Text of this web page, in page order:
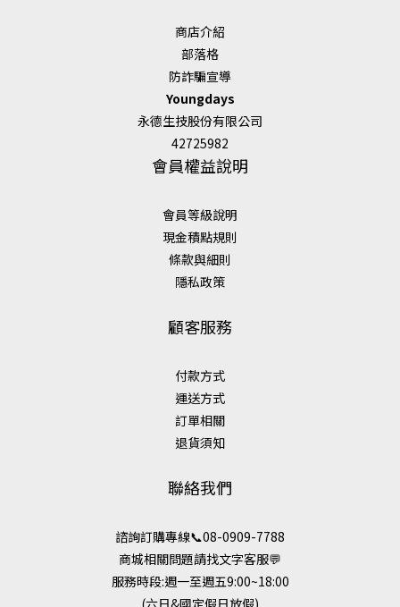
商店介紹
部落格
防詐騙宣導
Youngdays
永德生技股份有限公司
42725982
會員權益說明
會員等級說明
現金積點規則
條款與細則
隱私政策
顧客服務
付款方式
運送方式
訂單相關
退貨須知
聯絡我們
諮詢訂購專線📞08-0909-7788
商城相關問題請找文字客服💬
服務時段:週一至週五9:00~18:00